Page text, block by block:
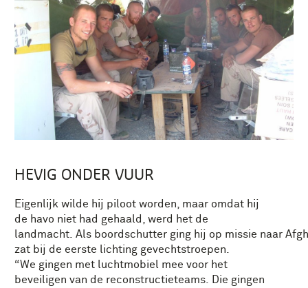
HEVIG ONDER VUUR
Eigenlijk wilde hij piloot worden , maar omdat hij
de havo niet had gehaald , werd het de
landmacht. Als boordschutter ging hij op missie naar
zat bij de eerste lichting gevechtstroepen
“We gingen met luchtmobiel mee voor het
beveiligen van de reconstructieteams.
Die gingen